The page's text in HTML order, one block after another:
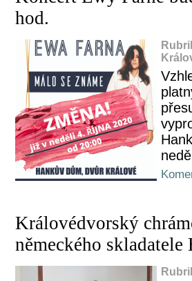
hod.
Královédvorský
německého skladatele